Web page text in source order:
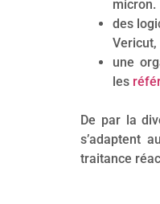
micron.
des
Vericut,
une
les
De par la
s’adaptent
traitance